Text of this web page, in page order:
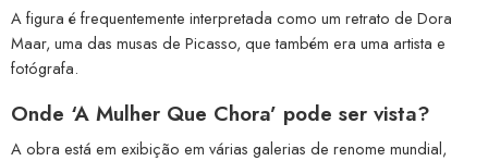
A figura é frequentemente interpretada como um retrato de Dora
Maar, uma das musas de Picasso, que também era uma artista e
fotógrafa.
Onde ‘A Mulher Que Chora’ pode ser vista?
A obra está em exibição em várias galerias de renome mundial,